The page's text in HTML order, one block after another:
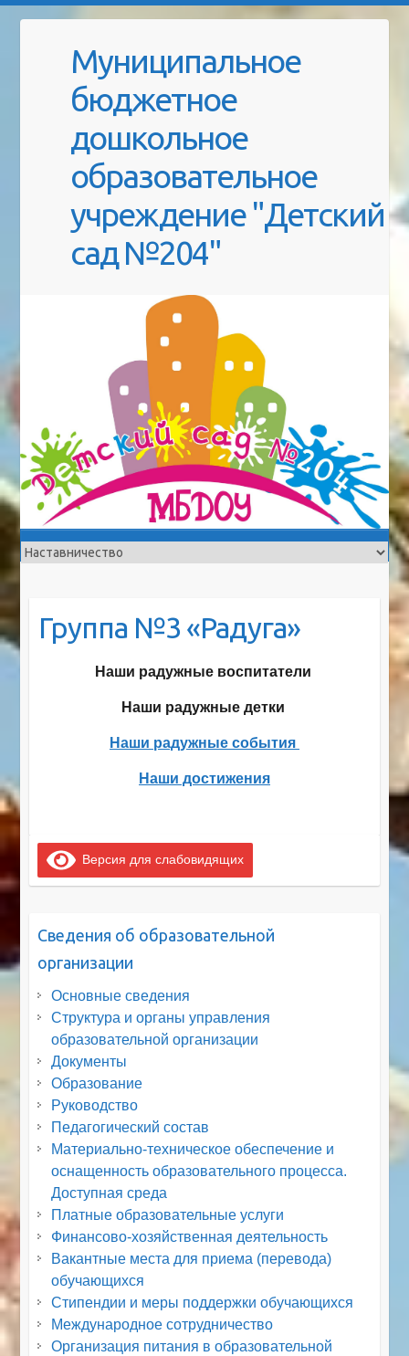
Муниципальное
бюджетное
дошкольное
образовательное
учреждение "Детский
сад №204"
Группа №3 «Радуга»
Наши радужные воспитатели
Наши радужные детки
Наши радужные события
Наши достижения
Версия для слабовидящих
Сведения об образовательной
организации
Основные сведения
Структура и органы управления
образовательной организации
Документы
Образование
Руководство
Педагогический состав
Материально-техническое обеспечение и
оснащенность образовательного процесса.
Доступная среда
Платные образовательные услуги
Финансово-хозяйственная деятельность
Вакантные места для приема (перевода)
обучающихся
Стипендии и меры поддержки обучающихся
Международное сотрудничество
Организация питания в образовательной